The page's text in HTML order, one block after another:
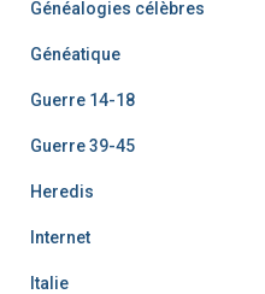
Généalogies célèbres
Généatique
Guerre 14-18
Guerre 39-45
Heredis
Internet
Italie